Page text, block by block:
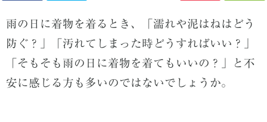
雨の日に着物を着るとき、「濡れや泥はねはどう
防ぐ？」「汚れてしまった時どうすればいい？」
「そもそも雨の日に着物を着てもいいの？」と不
安に感じる方も多いのではないでしょうか。